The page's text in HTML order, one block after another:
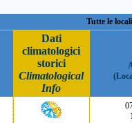
Tutte le
Dati
climatologici
storici
Climatological
Info